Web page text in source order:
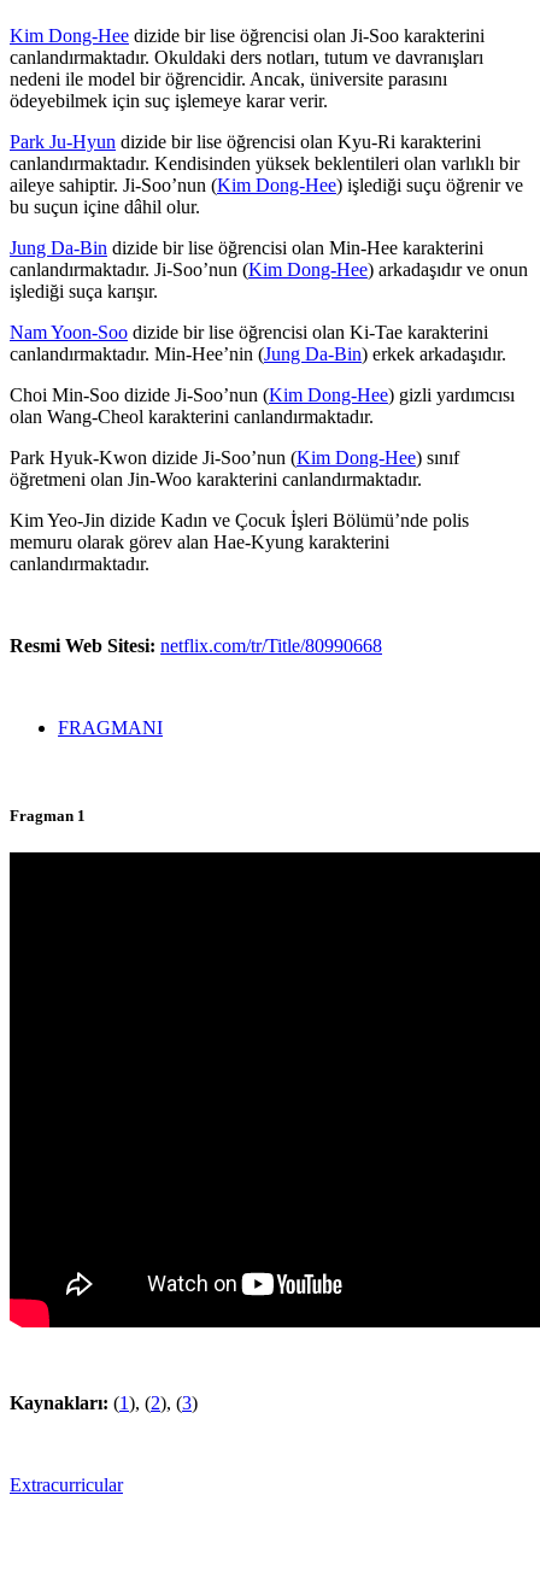
Kim Dong-Hee dizide bir lise öğrencisi olan Ji-Soo karakterini
canlandırmaktadır. Okuldaki ders notları, tutum ve davranışları
nedeni ile model bir öğrencidir. Ancak, üniversite parasını
ödeyebilmek için suç işlemeye karar verir.
Park Ju-Hyun dizide bir lise öğrencisi olan Kyu-Ri karakterini
canlandırmaktadır. Kendisinden yüksek beklentileri olan varlıklı bir
aileye sahiptir. Ji-Soo’nun (Kim Dong-Hee) işlediği suçu öğrenir ve
bu suçun içine dâhil olur.
Jung Da-Bin dizide bir lise öğrencisi olan Min-Hee karakterini
canlandırmaktadır. Ji-Soo’nun (Kim Dong-Hee) arkadaşıdır ve onun
işlediği suça karışır.
Nam Yoon-Soo dizide bir lise öğrencisi olan Ki-Tae karakterini
canlandırmaktadır. Min-Hee’nin (Jung Da-Bin) erkek arkadaşıdır.
Choi Min-Soo dizide Ji-Soo’nun (Kim Dong-Hee) gizli yardımcısı
olan Wang-Cheol karakterini canlandırmaktadır.
Park Hyuk-Kwon dizide Ji-Soo’nun (Kim Dong-Hee) sınıf
öğretmeni olan Jin-Woo karakterini canlandırmaktadır.
Kim Yeo-Jin dizide Kadın ve Çocuk İşleri Bölümü’nde polis
memuru olarak görev alan Hae-Kyung karakterini
canlandırmaktadır.
Resmi Web Sitesi: netflix.com/tr/Title/80990668
FRAGMANI
Fragman 1
Kaynakları: (1), (2), (3)
Extracurricular